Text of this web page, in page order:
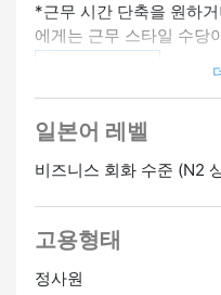
▼ 직무 설명
・프론트 데스크 직원
직무 내용: 체크인 지원,
▼ 미숙한 OK
경험이 없어도 됩니다!
▼ 외국인 스태프가 활발
베트남, 인도네시아, 한국,
*근무 시간 단축을 원하
에게는 근무 스타일 수당
일본어 레벨
비즈니스 회화 수준 (N2
고용형태
정사원